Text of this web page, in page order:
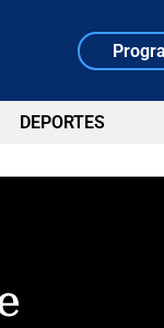
DEPORTES